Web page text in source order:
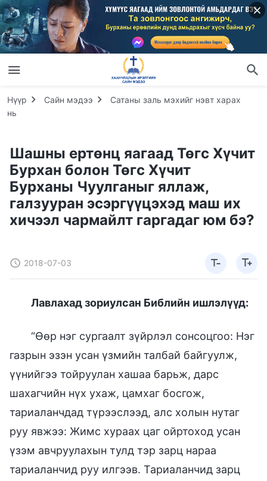
Нүүр Сайн мэдээ
Сатаны заль мэхийг нэвт харах
нь
Шашны ертөнц яагаад Төгс Хүчит
Бурхан болон Төгс Хүчит
Бурханы Чуулганыг яллаж,
галзууран эсэргүүцэхэд маш их
хичээл чармайлт гаргадаг юм бэ?
2018-07-03
Лавлахад зориулсан Библийн ишлэлүүд:
“Өөр нэг сургаалт зүйрлэл сонсоцгоо: Нэг
газрын эзэн усан үзмийн талбай байгуулж,
үүнийгээ тойруулан хашаа барьж, дарс
шахагчийн нүх ухаж, цамхаг босгож,
тариаланчдад түрээслээд, алс холын нутаг
руу явжээ: Жимс хураах цаг ойртоход усан
үзэм авчруулахын тулд тэр зарц нараа
тариаланчид руу илгээв. Тариаланчид зарц